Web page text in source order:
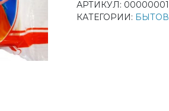
АРТИКУЛ:
КАТЕГОРИИ: